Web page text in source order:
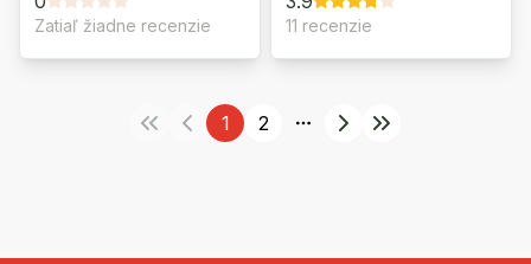
Zatiaľ žiadne recenzie 11 recenzie
1 2
More pages